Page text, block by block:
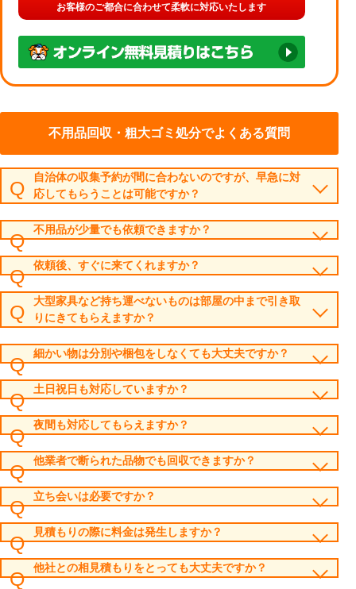
お客様のご都合に合わせて柔軟に対応いたします
不用品回収・粗大ゴミ処分でよくある質問
自治体の収集予約が間に合わないのですが、早急に対
応してもらうことは可能ですか？
不用品が少量でも依頼できますか？
依頼後、すぐに来てくれますか？
大型家具など持ち運べないものは部屋の中まで引き取
りにきてもらえますか？
細かい物は分別や梱包をしなくても大丈夫ですか？
土日祝日も対応していますか？
夜間も対応してもらえますか？
他業者で断られた品物でも回収できますか？
立ち会いは必要ですか？
見積もりの際に料金は発生しますか？
他社との相見積もりをとっても大丈夫ですか？